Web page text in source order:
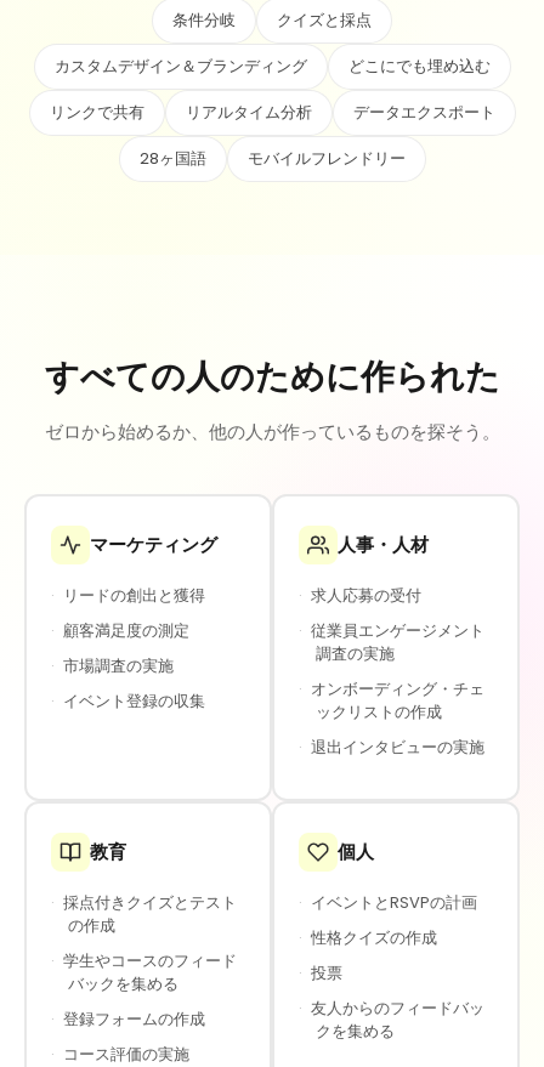
条件分岐
クイズと採点
カスタムデザイン＆ブランディング
どこにでも埋め込む
リンクで共有
リアルタイム分析
データエクスポート
28ヶ国語
モバイルフレンドリー
すべての人のために作られた
ゼロから始めるか、他の人が作っているものを探そう。
マーケティング
· リードの創出と獲得
· 顧客満足度の測定
· 市場調査の実施
· イベント登録の収集
人事・人材
· 求人応募の受付
· 従業員エンゲージメント
調査の実施
· オンボーディング・チェ
ックリストの作成
· 退出インタビューの実施
教育
· 採点付きクイズとテスト
の作成
· 学生やコースのフィード
バックを集める
· 登録フォームの作成
· コース評価の実施
個人
· イベントとRSVPの計画
· 性格クイズの作成
· 投票
· 友人からのフィードバッ
クを集める